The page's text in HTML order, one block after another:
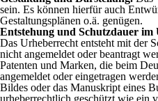
sein. Es können hierfür auch
Gestaltungsplänen o.ä. genügen.
Entstehung und Schutzdauer im
Das Urheberrecht entsteht mit der
nicht angemeldet oder beantragt
Patenten und Marken, die beim
angemeldet oder eingetragen
Bildes oder das Manuskript eines
urheberrechtlich geschützt wie ein